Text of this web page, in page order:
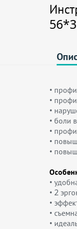
•
•
•
• боли
•
•
•
•
• 2
•
•
•